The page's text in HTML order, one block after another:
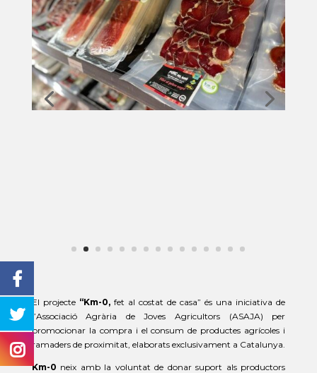
El projecte “Km-0,fet al costat de casa” és una iniciativa de
l’Associació Agrària de Joves Agricultors (ASAJA) per
promocionar la compra i el consum de productes agrícoles i
ramaders de proximitat, elaborats exclusivament a Catalunya.
Km-0 neix amb la voluntat de donar suport als productors